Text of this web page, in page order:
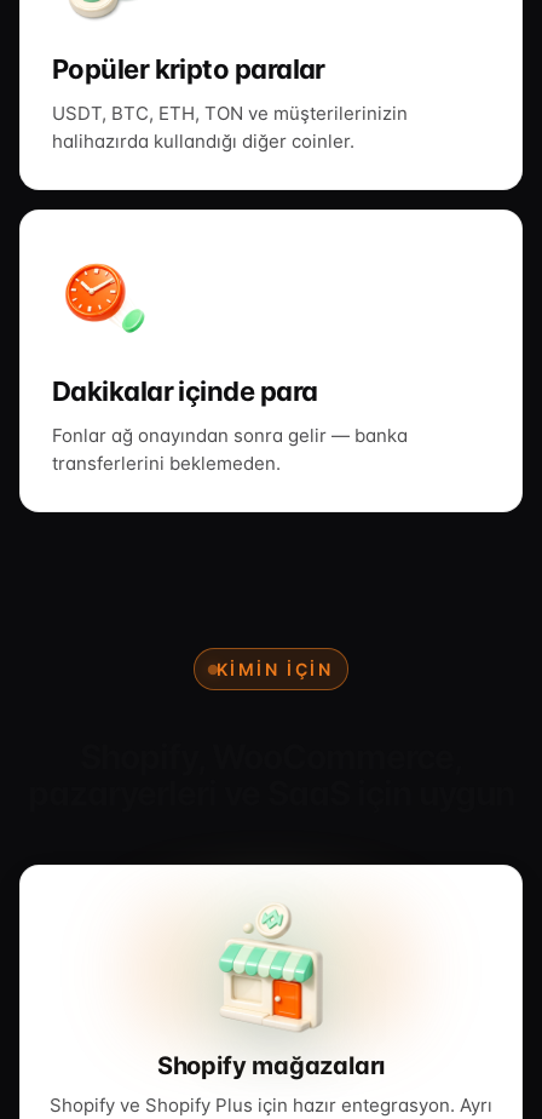
Popüler kripto paralar
USDT, BTC, ETH, TON ve müşterilerinizin
halihazırda kullandığı diğer coinler.
Dakikalar içinde para
Fonlar ağ onayından sonra gelir — banka
transferlerini beklemeden.
KIMIN IÇIN
Shopify mağazaları
Shopify ve Shopify Plus için hazır entegrasyon. Ayrı